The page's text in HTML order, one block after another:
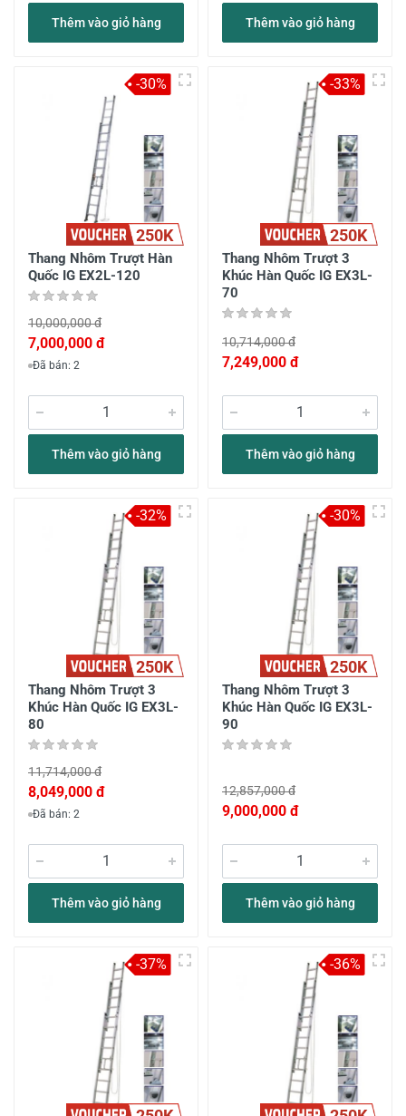
Thêm vào giỏ hàng Thêm vào giỏ hàng
250K
Thang Nhôm Trượt Hàn
Quốc IG EX2L-120
10,000,000 đ
7,000,000 đ
Đã bán: 2
Thêm vào giỏ hàng
-30%
250K
Thang Nhôm Trượt 3
Khúc Hàn Quốc IG EX3L-
70
10,714,000 đ
7,249,000 đ
Thêm vào giỏ hàng
-33%
250K
Thang Nhôm Trượt 3
Khúc Hàn Quốc IG EX3L-
80
11,714,000 đ
8,049,000 đ
Đã bán: 2
Thêm vào giỏ hàng
-32%
250K
Thang Nhôm Trượt 3
Khúc Hàn Quốc IG EX3L-
90
12,857,000 đ
9,000,000 đ
Thêm vào giỏ hàng
-30%
-37% -36%